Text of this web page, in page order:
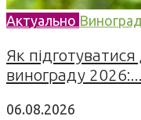
Актуально
Як
винограду 2026:...
06.08.2026